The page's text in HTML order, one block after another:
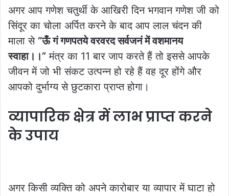
अगर आप गणेश चतुर्थी के आखिरी दिन भगवान गणेश जी को
सिंदूर का चोला अर्पित करने के बाद आप लाल चंदन की
माला से “ऊँ गं गणपतये वरवरद सर्वजनं में वशमानय
स्वाहा।।” मंत्र का 11 बार जाप करते हैं तो इससे आपके
जीवन में जो भी संकट उत्पन्न हो रहे हैं वह दूर होंगे और
आपको दुर्भाग्य से छुटकारा प्राप्त होगा।
व्यापारिक क्षेत्र में लाभ प्राप्त करने
के उपाय
अगर किसी व्यक्ति को अपने कारोबार या व्यापार में घाटा हो